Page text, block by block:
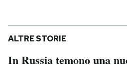
ALTRE STORIE
In Russia temono una